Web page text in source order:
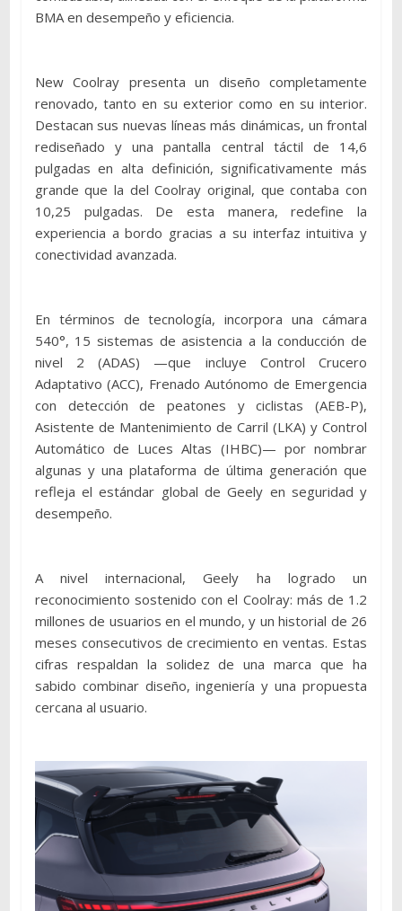
BMA en desempeño y eficiencia.
New Coolray presenta un diseño completamente
renovado, tanto en su exterior como en su interior.
Destacan sus nuevas líneas más dinámicas, un frontal
rediseñado y una pantalla central táctil de 14,6
pulgadas en alta definición, significativamente más
grande que la del Coolray original, que contaba con
10,25 pulgadas. De esta manera, redefine la
experiencia a bordo gracias a su interfaz intuitiva y
conectividad avanzada.
En términos de tecnología, incorpora una cámara
540°, 15 sistemas de asistencia a la conducción de
nivel 2 (ADAS) —que incluye Control Crucero
Adaptativo (ACC), Frenado Autónomo de Emergencia
con detección de peatones y ciclistas (AEB-P),
Asistente de Mantenimiento de Carril (LKA) y Control
Automático de Luces Altas (IHBC)— por nombrar
algunas y una plataforma de última generación que
refleja el estándar global de Geely en seguridad y
desempeño.
A nivel internacional, Geely ha logrado un
reconocimiento sostenido con el Coolray: más de 1.2
millones de usuarios en el mundo, y un historial de 26
meses consecutivos de crecimiento en ventas. Estas
cifras respaldan la solidez de una marca que ha
sabido combinar diseño, ingeniería y una propuesta
cercana al usuario.